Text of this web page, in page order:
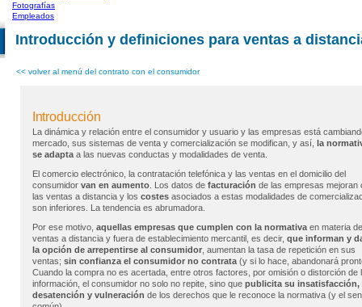
Fotografías
Empleados
Introducción y definiciones para ventas a
<< volver al menú del contrato con el consumidor
Introducción
La dinámica y relación entre el consumidor y usuario y las empresas está
mercado, sus sistemas de venta y comercialización se modifican, y así, la
se adaptaa las nuevas conductas y modalidades de venta.
El comercio electrónico, la contratación telefónica y las ventas en el domicilio del
consumidor van en aumento. Los datos de facturación de las empresas mejoran
las ventas a distancia y los costesasociados a estas modalidades de
son inferiores. La tendencia es abrumadora.
Por ese motivo, aquellas empresas que cumplen con la normativaen materia de
ventas a distancia y fuera de establecimiento mercantil, es decir, que informan y
la opción de arrepentirse al consumidor, aumentan la tasa de repetición en sus
ventas; sin confianza el consumidor no contrata(y si lo hace, abandonará
Cuando la compra no es acertada, entre otros factores, por omisión o distorción de
información, el consumidor no solo no repite, sino que publicita su insatisfacción,
desatención y vulneración de los derechos que le reconoce la normativa (y el